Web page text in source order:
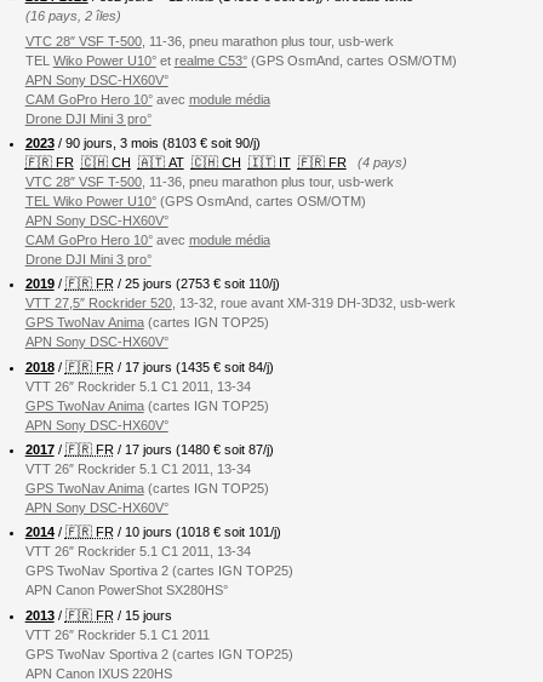
(16 pays, 2 îles)
VTC 28″ VSF T-500, 11-36, pneu marathon plus tour, usb-werk
TEL Wiko Power U10°et realme C53°(GPS OsmAnd, cartes OSM/OTM)
APN Sony DSC-HX60V°
CAM GoPro Hero 10°avec module média
Drone DJI Mini 3 pro°
2023/ 90 jours, 3 mois (8103 € soit 90/j)
🇫🇷 FR 🇨🇭 CH 🇦🇹 AT 🇨🇭 CH 🇮🇹 IT 🇫🇷 FR
(4 pays)
VTC 28″ VSF T-500, 11-36, pneu marathon plus tour, usb-werk
TEL Wiko Power U10°(GPS OsmAnd, cartes OSM/OTM)
APN Sony DSC-HX60V°
CAM GoPro Hero 10°avec module média
Drone DJI Mini 3 pro°
2019/ 🇫🇷 FR/ 25 jours (2753 € soit 110/j)
VTT 27,5″ Rockrider 520, 13-32, roue avant XM-319 DH-3D32, usb-werk
GPS TwoNav Anima(cartes IGN TOP25)
APN Sony DSC-HX60V°
2018/ 🇫🇷 FR / 17 jours (1435 € soit 84/j)
VTT 26″ Rockrider 5.1 C1 2011, 13-34
GPS TwoNav Anima(cartes IGN TOP25)
APN Sony DSC-HX60V°
2017/ 🇫🇷 FR / 17 jours (1480 € soit 87/j)
VTT 26″ Rockrider 5.1 C1 2011, 13-34
GPS TwoNav Anima(cartes IGN TOP25)
APN Sony DSC-HX60V°
2014/ 🇫🇷 FR/ 10 jours (1018 € soit 101/j)
VTT 26″ Rockrider 5.1 C1 2011, 13-34
GPS TwoNav Sportiva 2 (cartes IGN TOP25)
APN Canon PowerShot SX280HS°
2013/ 🇫🇷 FR / 15 jours
VTT 26″ Rockrider 5.1 C1 2011
GPS TwoNav Sportiva 2 (cartes IGN TOP25)
APN Canon IXUS 220HS